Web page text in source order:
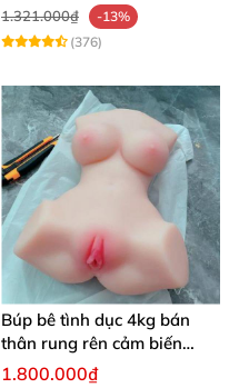
1.321.000₫
-13%
(376)
Búp bê tình dục 4kg bán
thân rung rên cảm biến
chân xoè hồng hào như
1.800.000₫